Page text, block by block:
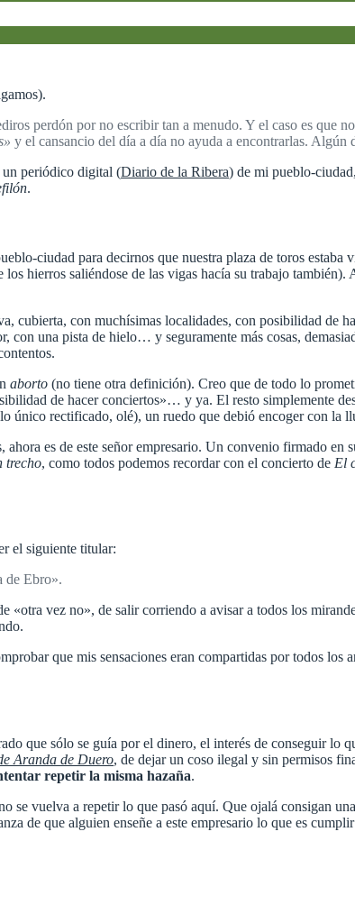
perdón por no escribir tan a menudo. Y el caso es que
y el cansancio del día a día no ayuda a encontrarlas. Algún
un periódico digital (Diario de la Ribera) de mi pueblo-ciudad,
.
ciudad para decirnos que nuestra plaza de toros
hierros saliéndose de las vigas hacía su trabajo
cubierta, con muchísimas localidades, con posibilidad de
una pista de hielo… y seguramente más cosas,
aborto (no tiene otra definición). Creo que de todo lo
de hacer conciertos»… y ya. El resto simplemente
único rectificado, olé), un ruedo que debió encoger con
es de este señor empresario. Un convenio firmado
trecho, como todos podemos recordar con el concierto de El
el siguiente titular:
de Ebro».
vez no», de salir corriendo a avisar a todos los
que mis sensaciones eran compartidas por todos
que sólo se guía por el dinero, el interés de conseguir lo
Aranda de Duero, de dejar un coso ilegal y sin permisos
repetir la misma hazaña.
se vuelva a repetir lo que pasó aquí. Que ojalá consigan
de que alguien enseñe a este empresario lo que es